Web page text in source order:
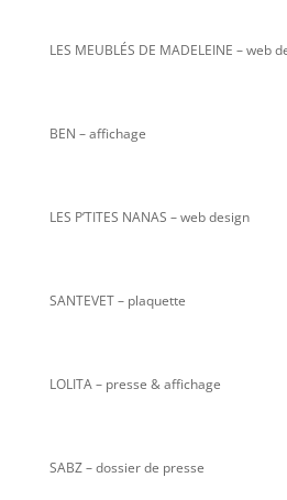
LES MEUBLÉS DE MADELEINE – web
BEN – affichage
LES P’TITES NANAS – web design
SANTEVET – plaquette
LOLITA – presse & affichage
SABZ – dossier de presse